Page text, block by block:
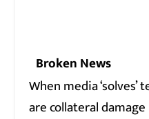
Broken News
When media
are collateral damage